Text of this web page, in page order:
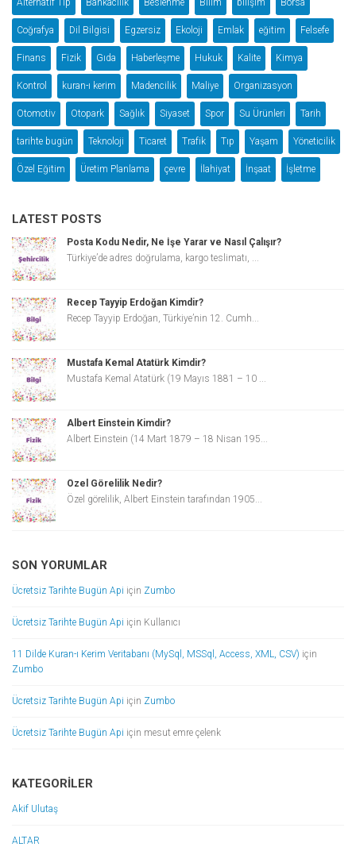
Alternatif Tıp Bankacılık Beslenme Bilim bilişim Borsa
Coğrafya Dil Bilgisi Egzersiz Ekoloji Emlak eğitim Felsefe
Finans Fizik Gıda Haberleşme Hukuk Kalite Kimya
Kontrol kuran-ı kerim Madencilik Maliye Organizasyon
Otomotiv Otopark Sağlık Siyaset Spor Su Ürünleri Tarih
tarihte bugün Teknoloji Ticaret Trafik Tıp Yaşam Yöneticilik
Özel Eğitim Üretim Planlama çevre İlahiyat İnşaat İşletme
LATEST POSTS
Posta Kodu Nedir, Ne İşe Yarar ve Nasıl Çalışır?
Türkiye’de adres doğrulama, kargo teslimatı, ...
Recep Tayyip Erdoğan Kimdir?
Recep Tayyip Erdoğan, Türkiye’nin 12. Cumh...
Mustafa Kemal Atatürk Kimdir?
Mustafa Kemal Atatürk (19 Mayıs 1881 – 10 ...
Albert Einstein Kimdir?
Albert Einstein (14 Mart 1879 – 18 Nisan 195...
Özel Görelilik Nedir?
Özel görelilik, Albert Einstein tarafından 1905...
SON YORUMLAR
Ücretsiz Tarihte Bugün Api için Zumbo
Ücretsiz Tarihte Bugün Api için Kullanıcı
11 Dilde Kuran-ı Kerim Veritabanı (MySql, MSSql, Access, XML, CSV) için
Zumbo
Ücretsiz Tarihte Bugün Api için Zumbo
Ücretsiz Tarihte Bugün Api için mesut emre çelenk
KATEGORILER
Akif Ulutaş
ALTAR